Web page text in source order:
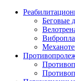
Беговые